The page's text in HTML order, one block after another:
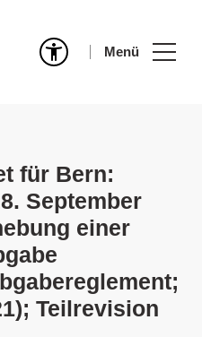
Menü
für Bern:
September
einer
Teilrevision